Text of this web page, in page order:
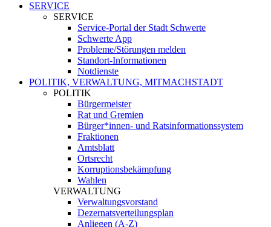
SERVICE
SERVICE
Service-Portal der Stadt Schwerte
Schwerte App
Probleme/Störungen melden
Standort-Informationen
Notdienste
POLITIK, VERWALTUNG, MITMACHSTADT
POLITIK
Bürgermeister
Rat und Gremien
Bürger*innen- und Ratsinformationssystem
Fraktionen
Amtsblatt
Ortsrecht
Korruptionsbekämpfung
Wahlen
VERWALTUNG
Verwaltungsvorstand
Dezernatsverteilungsplan
Anliegen (A-Z)